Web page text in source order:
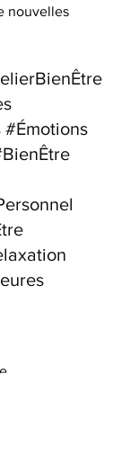
nouvelles
#Émotions